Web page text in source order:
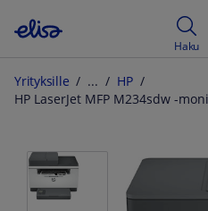
Haku
Yrityksille
HP
HP LaserJet MFP M234sdw -